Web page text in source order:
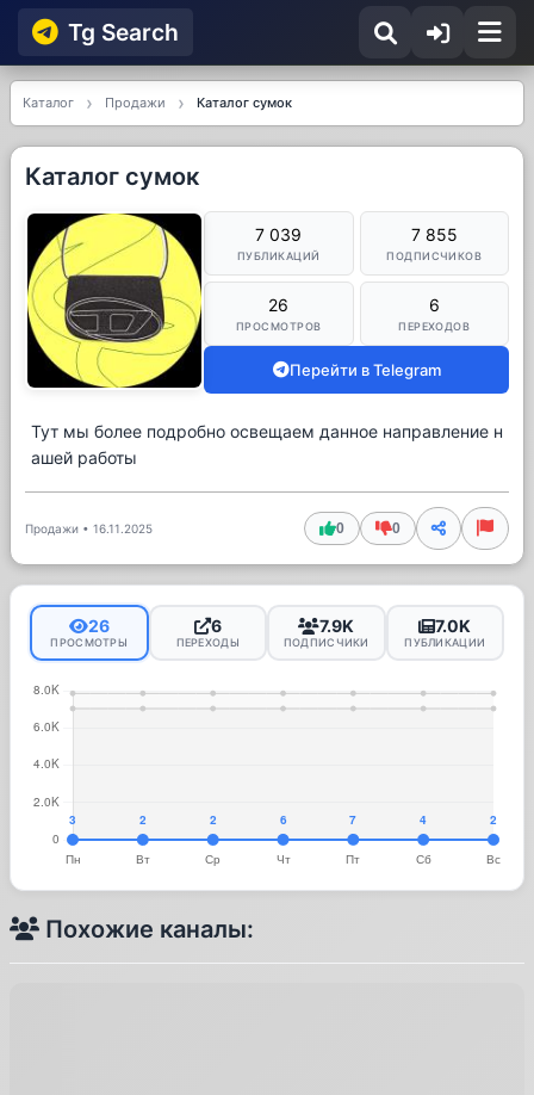
Tg Searсh
Каталог Продажи Каталог сумок
Каталог сумок
7 039
ПУБЛИКАЦИЙ
7 855
ПОДПИСЧИКОВ
26
ПРОСМОТРОВ
6
ПЕРЕХОДОВ
Перейти в Telegram
Тут мы более подробно освещаем данное направление н
ашей работы
Продажи • 16.11.2025 0 0
26
ПРОСМОТРЫ
6
ПЕРЕХОДЫ
7.9K
ПОДПИСЧИКИ
7.0K
ПУБЛИКАЦИИ
Похожие каналы: